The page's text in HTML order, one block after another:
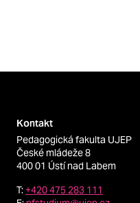
Kontakt
Pedagogická fakulta UJEP
České mládeže 8
400 01 Ústí nad Labem
T:+420 475 283 111